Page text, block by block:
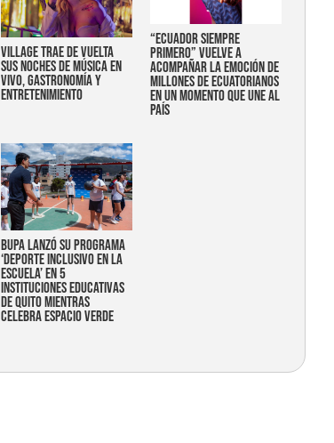
Village trae de vuelta
sus noches de música en
vivo, gastronomía y
entretenimiento
“Ecuador siempre
primero” vuelve a
acompañar la emoción de
millones de ecuatorianos
en un momento que une al
país
Bupa lanzó su programa
‘Deporte Inclusivo en la
Escuela’ en 5
instituciones educativas
de Quito mientras
celebra espacio verde